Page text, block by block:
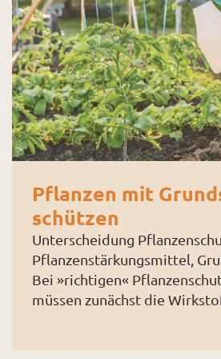
Welche Rolle spielen die
Kräuter wachsen auf der
Welche Pflegearbeiten
Welche Bedeutung hatten
früher? Kinder wollen aber
gestalten,
Pflanzen mit
schützen
Unterscheidung
Pflanzenstärkungsmittel,
Bei »richtigen«
müssen zunächst die
Ebene genehmigt und dann